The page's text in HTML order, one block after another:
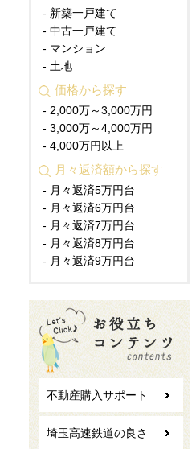
- 新築一戸建て
- 中古一戸建て
- マンション
- 土地
価格から探す
- 2,000万～3,000万円
- 3,000万～4,000万円
- 4,000万円以上
月々返済額から探す
- 月々返済5万円台
- 月々返済6万円台
- 月々返済7万円台
- 月々返済8万円台
- 月々返済9万円台
不動産購入サポート
埼玉高速鉄道の良さ